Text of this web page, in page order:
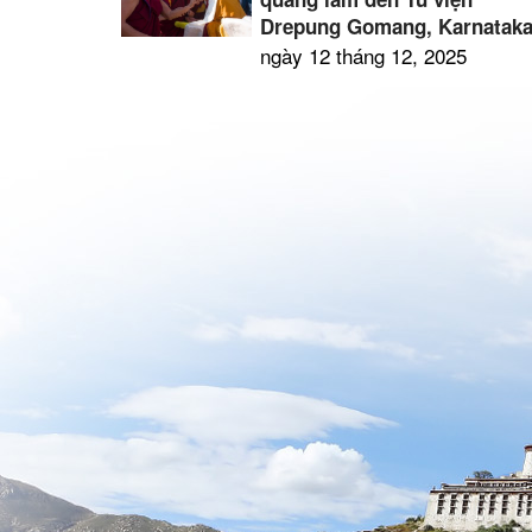
Drepung Gomang,
ngày 12 tháng 12, 2025